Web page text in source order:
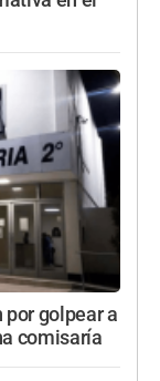
por golpear a
comisaría